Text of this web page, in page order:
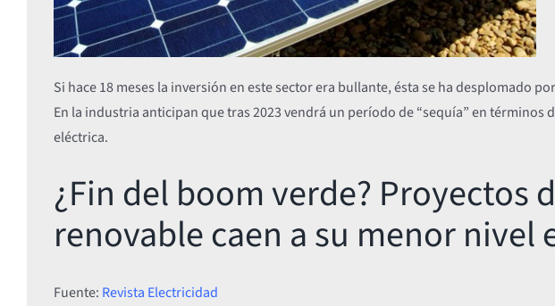
Si hace 18 meses la inversión en este sector era bullante, ésta se ha desplomado
En la industria anticipan que tras 2023 vendrá un período de “sequía” en términos
eléctrica.
¿Fin del boom verde? Proyectos
renovable caen a su menor nivel
Fuente: Revista Electricidad